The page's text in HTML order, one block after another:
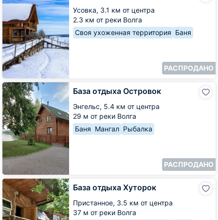
Усовка, 3.1 км от центра
2.3 км от реки Волга
Своя ухоженная территория Баня
РАСПРОДАНО
База отдыха Островок
Энгельс, 5.4 км от центра
29 м от реки Волга
Баня Мангал Рыбалка
РАСПРОДАНО
База
отдыха
Островок
База отдыха Хуторок
Пристанное, 3.5 км от центра
37 м от реки Волга
База
отдыха
Хуторок